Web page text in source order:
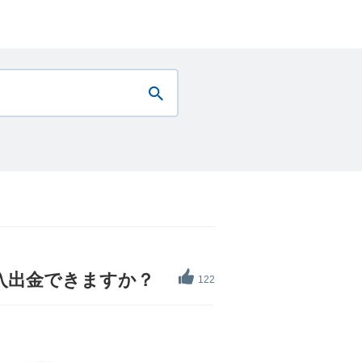
122
出金できますか？